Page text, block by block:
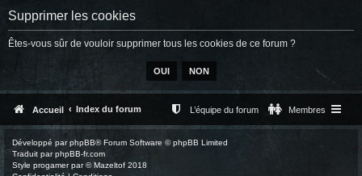
Supprimer les cookies
Êtes-vous sûr de vouloir supprimer tous les cookies de ce forum ?
Accueil Index du forum Membres
L’équipe du forum
Développé parphpBB® Forum Software © phpBB Limited
Traduit parphpBB-fr.com
Style progamerpar ©Mazeltof 2018